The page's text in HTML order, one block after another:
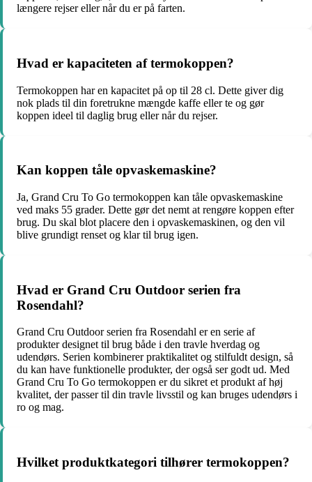
længere rejser eller når du er på farten.
Hvad er kapaciteten af termokoppen?
Termokoppen har en kapacitet på op til 28 cl. Dette giver dig
nok plads til din foretrukne mængde kaffe eller te og gør
koppen ideel til daglig brug eller når du rejser.
Kan koppen tåle opvaskemaskine?
Ja, Grand Cru To Go termokoppen kan tåle opvaskemaskine
ved maks 55 grader. Dette gør det nemt at rengøre koppen efter
brug. Du skal blot placere den i opvaskemaskinen, og den vil
blive grundigt renset og klar til brug igen.
Hvad er Grand Cru Outdoor serien fra
Rosendahl?
Grand Cru Outdoor serien fra Rosendahl er en serie af
produkter designet til brug både i den travle hverdag og
udendørs. Serien kombinerer praktikalitet og stilfuldt design, så
du kan have funktionelle produkter, der også ser godt ud. Med
Grand Cru To Go termokoppen er du sikret et produkt af høj
kvalitet, der passer til din travle livsstil og kan bruges udendørs i
ro og mag.
Hvilket produktkategori tilhører termokoppen?